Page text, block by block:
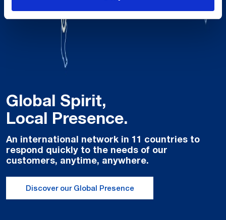
Global Spirit,
Local Presence.
An international network in 11 countries to
respond quickly to the needs of our
customers, anytime, anywhere.
Discover our Global Presence